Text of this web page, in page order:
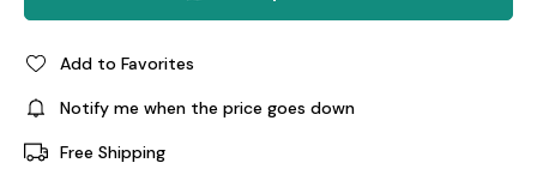
Add to Favorites
Notify me when the price goes down
Free Shipping